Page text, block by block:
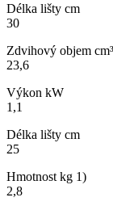
Délka lišty cm
30
Zdvihový objem cm³
23,6
Výkon kW
1,1
Délka lišty cm
25
Hmotnost kg 1)
2,8